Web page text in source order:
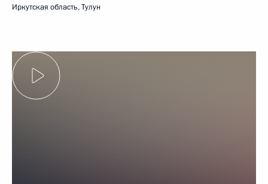
Иркутская область, Тулун